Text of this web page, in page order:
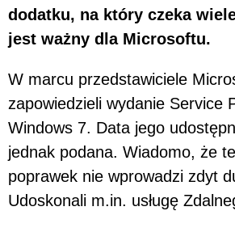
dodatku, na który czeka
jest ważny dla Microsoftu.
W marcu przedstawiciele
zapowiedzieli wydanie Service
Windows 7. Data jego
jednak podana. Wiadomo, że
poprawek nie wprowadzi zdyt
Udoskonali m.in. usługę